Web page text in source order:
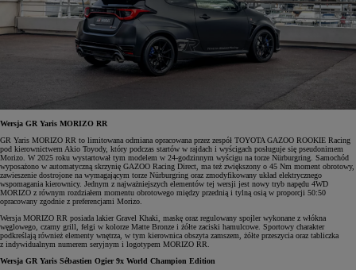
Wersja GR Yaris MORIZO RR
GR Yaris MORIZO RR to limitowana odmiana opracowana przez zespół TOYOTA GAZOO ROOKIE Racing
pod kierownictwem Akio Toyody, który podczas startów w rajdach i wyścigach posługuje się pseudonimem
Morizo. W 2025 roku wystartował tym modelem w 24-godzinnym wyścigu na torze Nürburgring. Samochód
wyposażono w automatyczną skrzynię GAZOO Racing Direct, ma też zwiększony o 45 Nm moment obrotowy,
zawieszenie dostrojone na wymagającym torze Nürburgring oraz zmodyfikowany układ elektrycznego
wspomagania kierownicy. Jednym z najważniejszych elementów tej wersji jest nowy tryb napędu 4WD
MORIZO z równym rozdziałem momentu obrotowego między przednią i tylną osią w proporcji 50:50
opracowany zgodnie z preferencjami Morizo.
Wersja MORIZO RR posiada lakier Gravel Khaki, maskę oraz regulowany spojler wykonane z włókna
węglowego, czarny grill, felgi w kolorze Matte Bronze i żółte zaciski hamulcowe. Sportowy charakter
podkreślają również elementy wnętrza, w tym kierownica obszyta zamszem, żółte przeszycia oraz tabliczka
z indywidualnym numerem seryjnym i logotypem MORIZO RR.
Wersja GR Yaris Sébastien Ogier 9x World Champion Edition